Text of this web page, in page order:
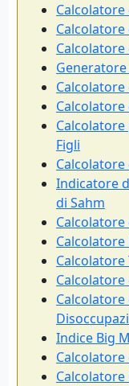
Generatore
Calcolatore
Figli
Indicatore
di Sahm
Calcolatore
Calcolatore
Calcolatore
Calcolatore
Indice Big
Calcolatore
Calcolatore